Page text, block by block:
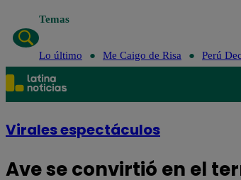
Temas
Lo último Me Caigo de Risa Perú
Virales espectáculos
Ave se convirtió en el